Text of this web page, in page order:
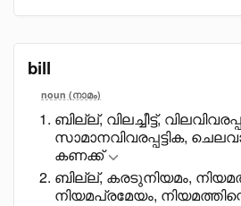
bill
noun (നാമം)
ബില്ല്, വിലച്ചീട്ട്,
സാമാനവിവരപ്പട്ടിക,
കണക്ക്
ബില്ല്, കരടുനിയമം,
നിയമപ്രമേയം,